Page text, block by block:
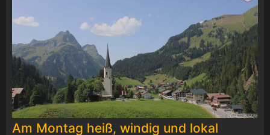
Am Montag heiß, windig und lokal